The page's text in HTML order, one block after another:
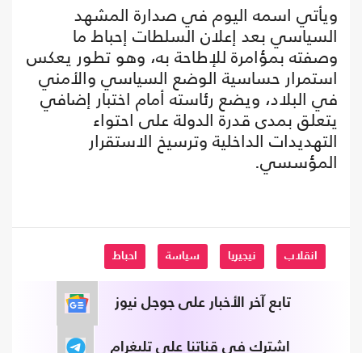
ويأتي اسمه اليوم في صدارة المشهد
السياسي بعد إعلان السلطات إحباط ما
وصفته بمؤامرة للإطاحة به، وهو تطور يعكس
استمرار حساسية الوضع السياسي والأمني
في البلاد، ويضع رئاسته أمام اختبار إضافي
يتعلق بمدى قدرة الدولة على احتواء
التهديدات الداخلية وترسيخ الاستقرار
المؤسسي.
انقلاب نيجيريا سياسة احباط
تابع آخر الأخبار على جوجل نيوز
اشترك في قناتنا على تليغرام